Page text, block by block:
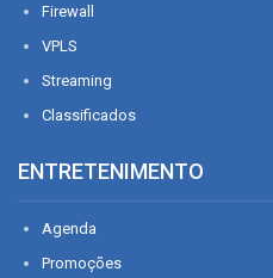
Firewall
VPLS
Streaming
Classificados
ENTRETENIMENTO
Agenda
Promoções